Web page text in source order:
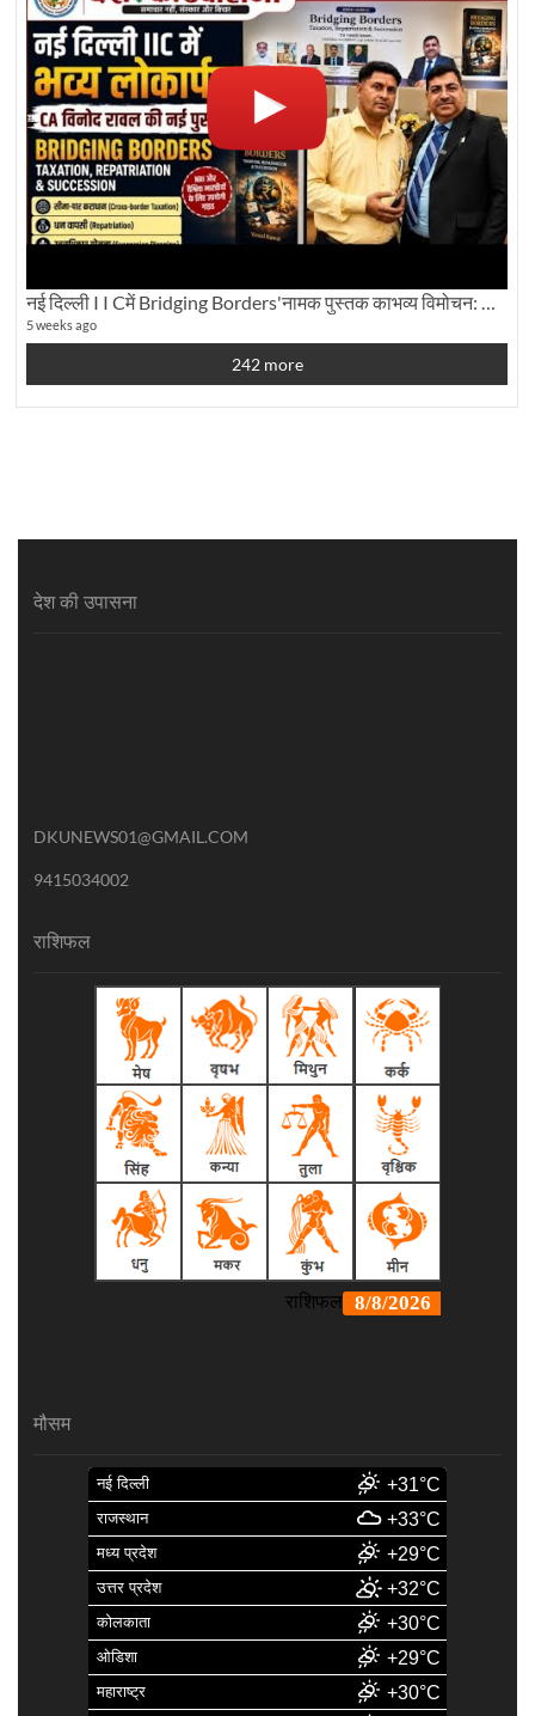
5 weeks ago
242 more
देश की उपासना
DKUNEWS01@GMAIL.COM
9415034002
राशिफल
मौसम
नई दिल्ली +31°C
राजस्थान +33°C
मध्य प्रदेश +29°C
उत्तर प्रदेश +32°C
कोलकाता +30°C
ओडिशा +29°C
महाराष्ट्र +30°C